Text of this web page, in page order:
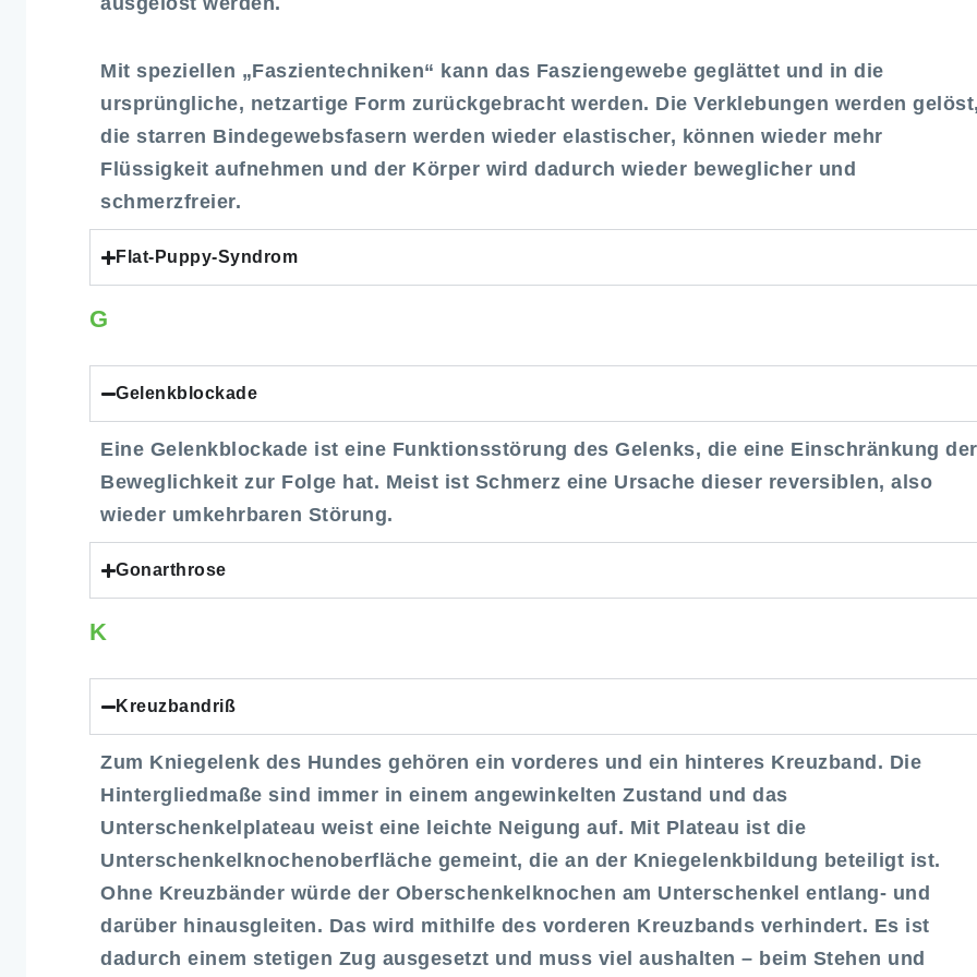
Mit speziellen „Faszientechniken“ kann das Fasziengewebe geglättet und in die
ursprüngliche, netzartige Form zurückgebracht werden. Die Verklebungen werden
die starren Bindegewebsfasern werden wieder elastischer, können wieder mehr
Flüssigkeit aufnehmen und der Körper wird dadurch wieder beweglicher und
schmerzfreier.
Flat-Puppy-Syndrom
G
Gelenkblockade
Eine Gelenkblockade ist eine Funktionsstörung des Gelenks, die eine Einschränkung der
Beweglichkeit zur Folge hat. Meist ist Schmerz eine Ursache dieser reversiblen, also
wieder umkehrbaren Störung.
Gonarthrose
K
Kreuzbandriß
Zum Kniegelenk des Hundes gehören ein vorderes und ein hinteres Kreuzband. Die
Hintergliedmaße sind immer in einem angewinkelten Zustand und das
Unterschenkelplateau weist eine leichte Neigung auf. Mit Plateau ist die
Unterschenkelknochenoberfläche gemeint, die an der Kniegelenkbildung beteiligt ist.
Ohne Kreuzbänder würde der Oberschenkelknochen am Unterschenkel entlang- und
darüber hinausgleiten. Das wird mithilfe des vorderen Kreuzbands verhindert. Es ist
dadurch einem stetigen Zug ausgesetzt und muss viel aushalten – beim Stehen und